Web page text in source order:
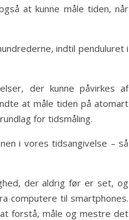
at kunne måle tiden, når
indtil penduluret i
der kunne påvirkes af
at måle tiden på atomart
for tidsmåling.
i vores tidsangivelse – så
der aldrig før er set, og
computere til smartphones.
forstå, måle og mestre det